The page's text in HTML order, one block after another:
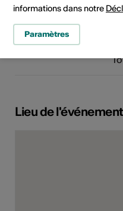
Domaine
Lieu de l'événement
informations dans notre
Paramètres